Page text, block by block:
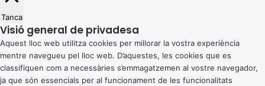
Tanca
Visió general de privadesa
Aquest lloc web utilitza cookies per millorar la vostra experiència
mentre navegueu pel lloc web. D’aquestes, les cookies que es
classifiquen com a necessàries s’emmagatzemen al vostre navegador,
ja que són essencials per al funcionament de les funcionalitats